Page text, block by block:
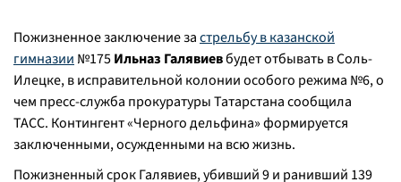
Пожизненное заключение застрельбу в казанской
гимназии №175Ильназ Галявиевбудет отбывать в Соль-
Илецке, в исправительной колонии особого режима №6, о
чем пресс-служба прокуратуры Татарстана сообщила
ТАСС. Контингент «Черного дельфина» формируется
заключенными, осужденными на всю жизнь.
Пожизненный срок Галявиев, убивший 9 и ранивший 139